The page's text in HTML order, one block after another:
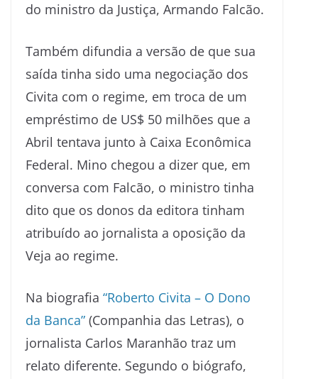
do ministro da Justiça, Armando Falcão.
Também difundia a versão de que sua
saída tinha sido uma negociação dos
Civita com o regime, em troca de um
empréstimo de US$ 50 milhões que a
Abril tentava junto à Caixa Econômica
Federal. Mino chegou a dizer que, em
conversa com Falcão, o ministro tinha
dito que os donos da editora tinham
atribuído ao jornalista a oposição da
Veja ao regime.
Na biografia “Roberto Civita – O Dono
da Banca” (Companhia das Letras), o
jornalista Carlos Maranhão traz um
relato diferente. Segundo o biógrafo,